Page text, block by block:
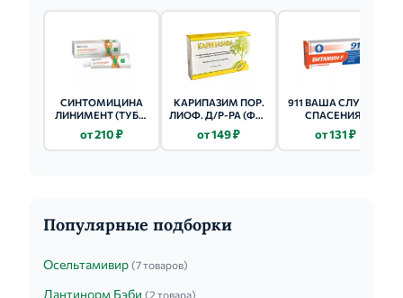
СИНТОМИЦИНА
ЛИНИМЕНТ (ТУБА)
от 210 ₽
КАРИПАЗИМ ПОР.
ЛИОФ. Д/Р-РА (ФЛ.)
от 149 ₽
911 ВАША СЛУЖБА
СПАСЕНИЯ/
ПОМОЩЬ
МУРАВЬИНАЯ
от 131 ₽
Популярные подборки
Осельтамивир (7 товаров)
Дантинорм Бэби (2 товара)